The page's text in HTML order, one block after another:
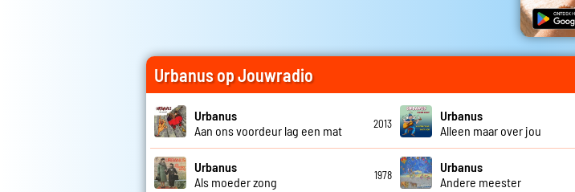
Urbanus op Jouwradio
Urbanus
Aan ons voordeur lag een mat
2013
Urbanus
Alleen maar over jou
Urbanus
Als moeder zong
1978
Urbanus
Andere meester